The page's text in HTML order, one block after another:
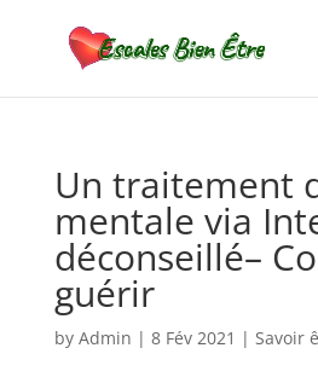
Un traitement
mentale via
déconseillé–
guérir
by Admin | 8 Fév 2021 | Savoir